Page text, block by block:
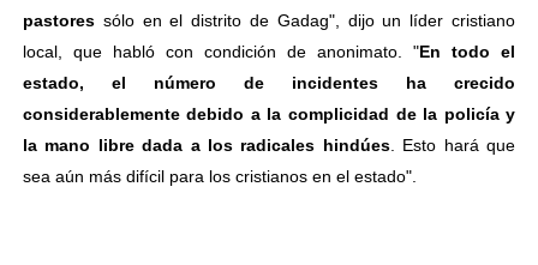
pastoressólo en el distrito de Gadag", dijo un líder cristiano
local, que habló con condición de anonimato. "En todo el
estado, el número de incidentes ha crecido
considerablemente debido a la complicidad de la policía y
la mano libre dada a los radicales hindúes. Esto hará que
sea aún más difícil para los cristianos en el estado".